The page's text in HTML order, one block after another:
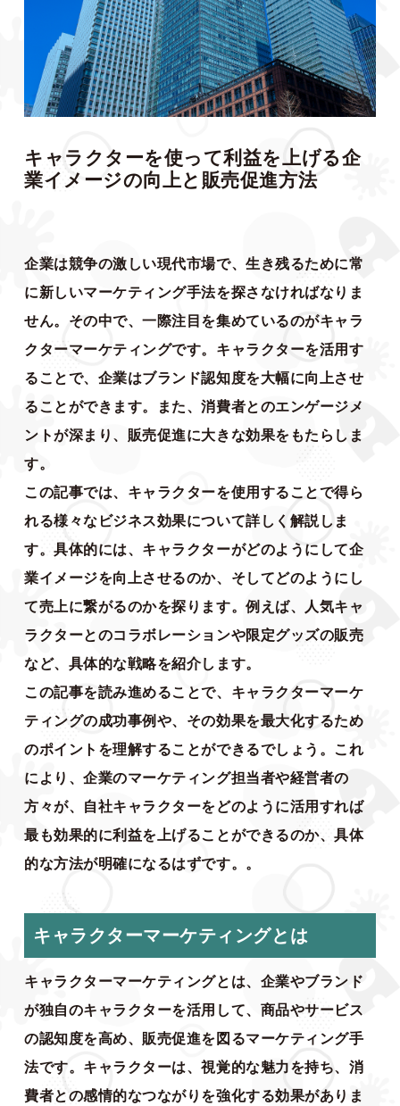
キャラクターを使って利益を上げる企
業イメージの向上と販売促進方法
企業は競争の激しい現代市場で、生き残るために常
に新しいマーケティング手法を探さなければなりま
せん。その中で、一際注目を集めているのがキャラ
クターマーケティングです。キャラクターを活用す
ることで、企業はブランド認知度を大幅に向上させ
ることができます。また、消費者とのエンゲージメ
ントが深まり、販売促進に大きな効果をもたらしま
す。
この記事では、キャラクターを使用することで得ら
れる様々なビジネス効果について詳しく解説しま
す。具体的には、キャラクターがどのようにして企
業イメージを向上させるのか、そしてどのようにし
て売上に繋がるのかを探ります。例えば、人気キャ
ラクターとのコラボレーションや限定グッズの販売
など、具体的な戦略を紹介します。
この記事を読み進めることで、キャラクターマーケ
ティングの成功事例や、その効果を最大化するため
のポイントを理解することができるでしょう。これ
により、企業のマーケティング担当者や経営者の
方々が、自社キャラクターをどのように活用すれば
最も効果的に利益を上げることができるのか、具体
的な方法が明確になるはずです。。
キャラクターマーケティングとは
キャラクターマーケティングとは、企業やブランド
が独自のキャラクターを活用して、商品やサービス
の認知度を高め、販売促進を図るマーケティング手
法です。キャラクターは、視覚的な魅力を持ち、消
費者との感情的なつながりを強化する効果がありま